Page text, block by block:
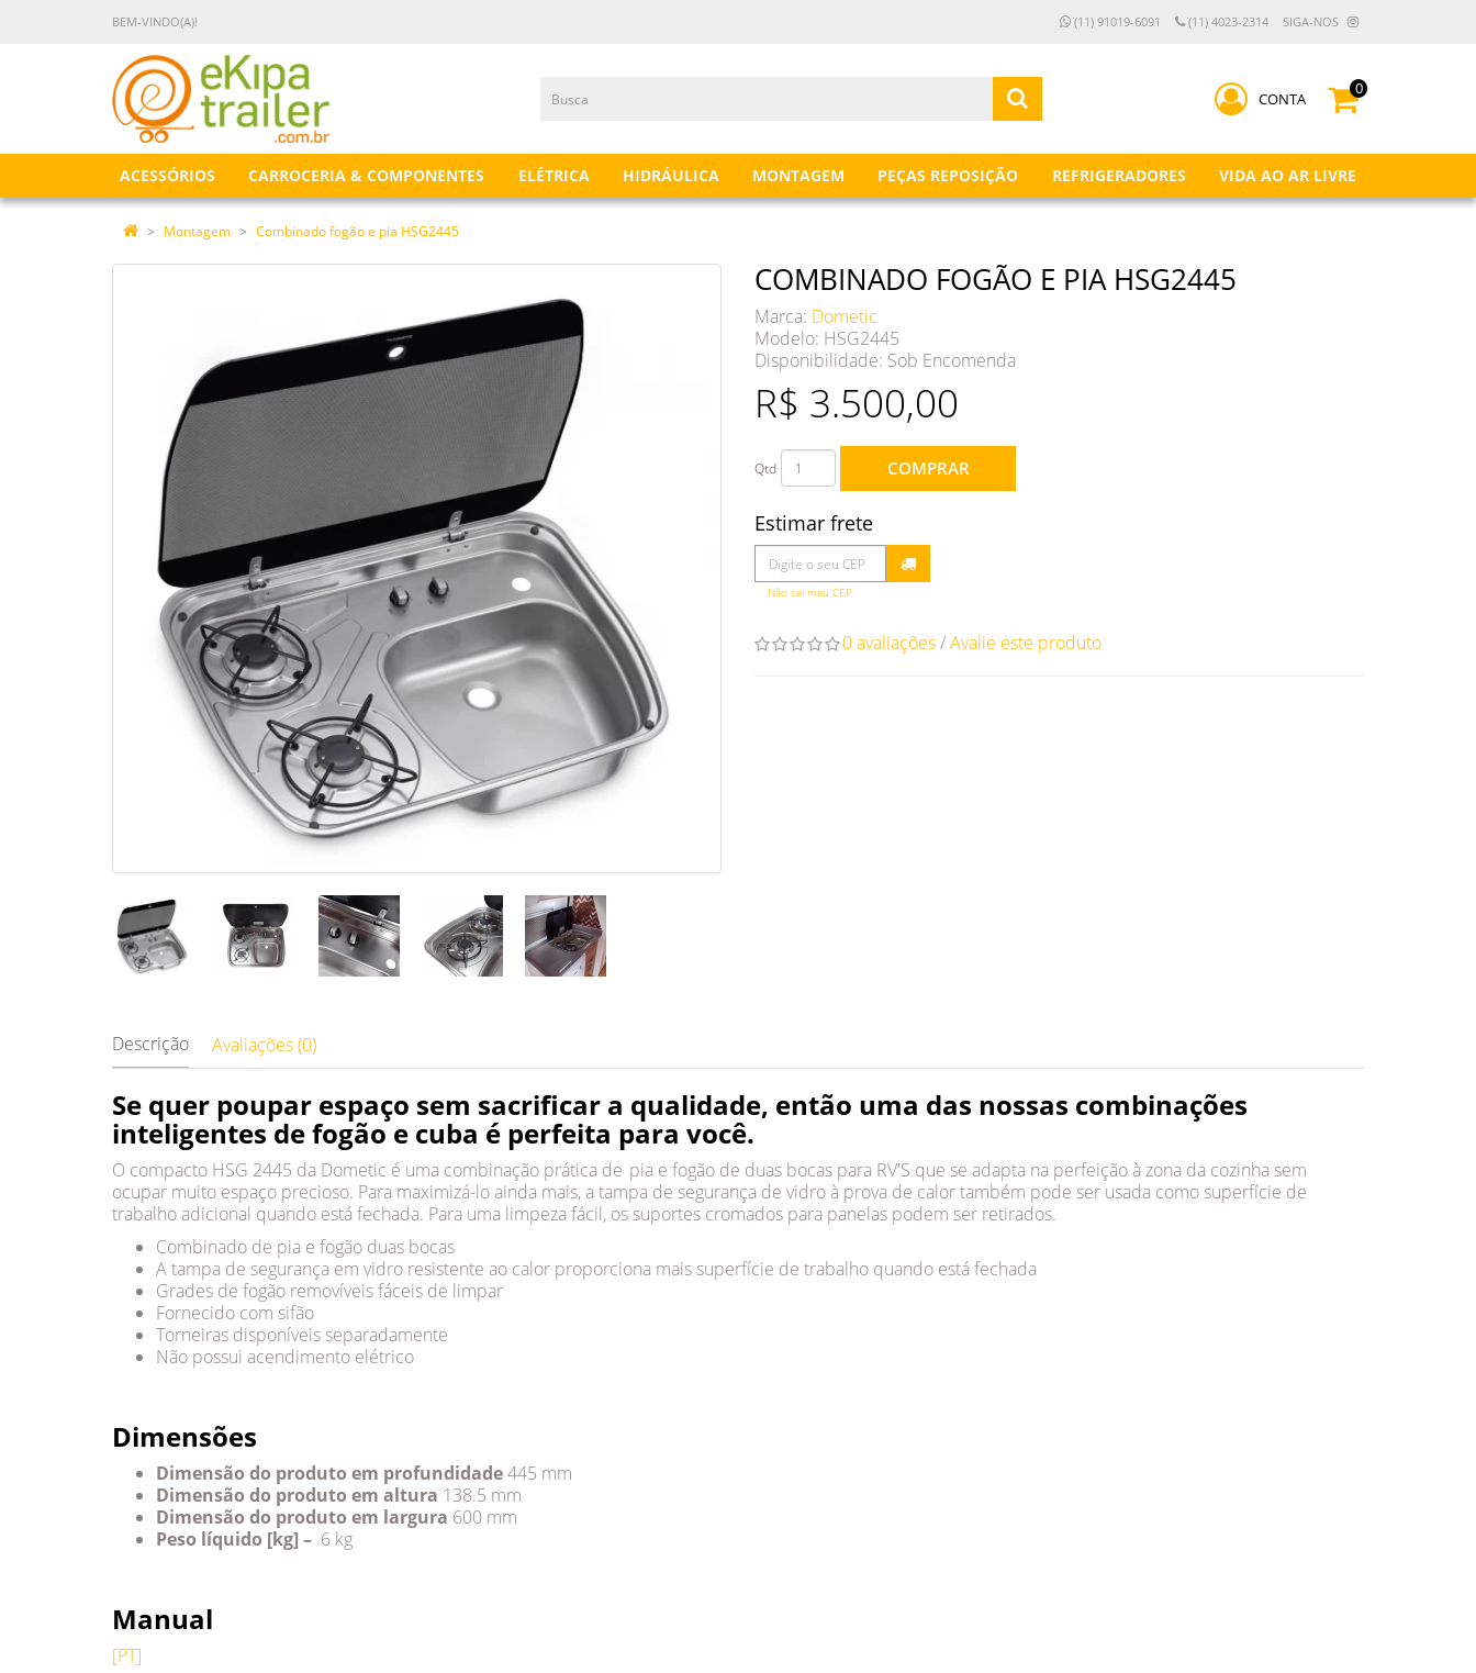
BEM-VINDO(A)! (11) 91019-6091 (11) 4023-2314 SIGA-NOS
CONTA
0
ACESSÓRIOS CARROCERIA & COMPONENTES ELÉTRICA HIDRÁULICA MONTAGEM PEÇAS REPOSIÇÃO REFRIGERADORES VIDA AO AR LIVRE
Montagem Combinado fogão e pia HSG2445
COMBINADO FOGÃO E PIA HSG2445
Marca: Dometic
Modelo: HSG2445
Disponibilidade: Sob Encomenda
R$ 3.500,00
Qtd COMPRAR
Estimar frete
Não sei meu CEP
0 avaliações/Avalie este produto
Descrição Avaliações (0)
Se quer poupar espaço sem sacrificar a qualidade, então uma das nossas combinações
inteligentes de fogão e cuba é perfeita para você.
O compacto HSG 2445 da Dometic é uma combinação prática de pia e fogão de duas bocas para RV'S que se adapta na perfeição à zona da cozinha sem
ocupar muito espaço precioso. Para maximizá-lo ainda mais, a tampa de segurança de vidro à prova de calor também pode ser usada como superfície de
trabalho adicional quando está fechada. Para uma limpeza fácil, os suportes cromados para panelas podem ser retirados.
Combinado de pia e fogão duas bocas
A tampa de segurança em vidro resistente ao calor proporciona mais superfície de trabalho quando está fechada
Grades de fogão removíveis fáceis de limpar
Fornecido com sifão
Torneiras disponíveis separadamente
Não possui acendimento elétrico
Dimensões
Dimensão do produto em profundidade445 mm
Dimensão do produto em altura 138.5 mm
Dimensão do produto em largura 600 mm
Peso líquido [kg] – 6 kg
Manual
[PT]